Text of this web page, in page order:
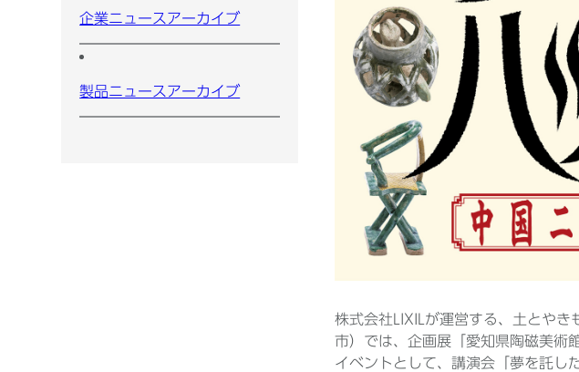
企業ニュースアーカイブ
製品ニュースアーカイブ
株式会社LIXILが運営する、土とや
市）では、企画展「愛知県陶磁美
イベントとして、講演会「夢を託